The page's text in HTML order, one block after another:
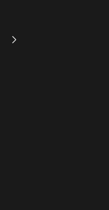
かるかもしれない。だが、白いライ
ダーのことを思うと、無策で飛び込